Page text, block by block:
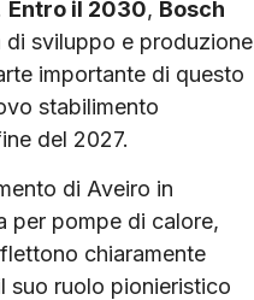
Entro il 2030, Bosch
di sviluppo e produzione
importante di questo
stabilimento
del 2027.
di Aveiro in
per pompe di calore,
chiaramente
suo ruolo pionieristico